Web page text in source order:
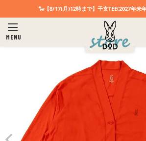
🐑【8/17(月)12時まで】干支TEE(2027年未
MENU